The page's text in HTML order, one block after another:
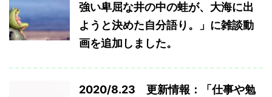
強い卑屈な井の中の蛙が、大海に出
ようと決めた自分語り。」に雑談動
画を追加しました。
2020/8.23 更新情報：「仕事や勉